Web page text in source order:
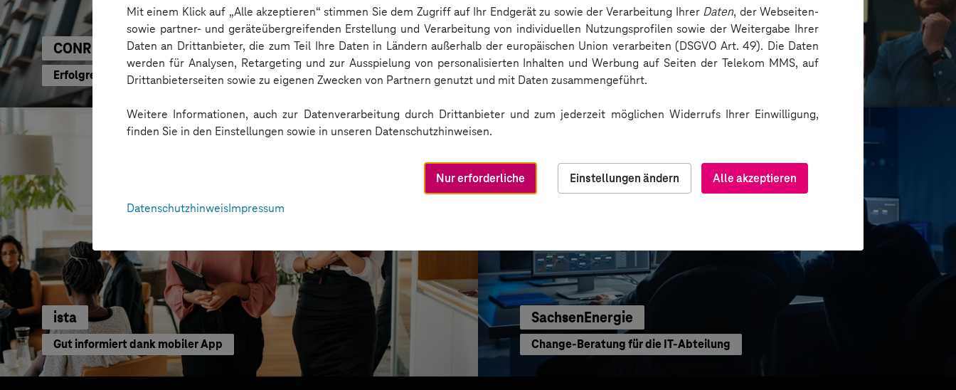
Mit einem Klick auf „Alle akzeptieren“ stimmen Sie dem Zugriff auf Ihr Endgerät zu sowie der Verarbeitung Ihrer Daten, der Webseiten-
sowie partner- und geräteübergreifenden Erstellung und Verarbeitung von individuellen Nutzungsprofilen sowie der Weitergabe Ihrer
Daten an Drittanbieter, die zum Teil Ihre Daten in Ländern außerhalb der europäischen Union verarbeiten (DSGVO Art. 49). Die Daten
werden für Analysen, Retargeting und zur Ausspielung von personalisierten Inhalten und Werbung auf Seiten der Telekom MMS, auf
Drittanbieterseiten sowie zu eigenen Zwecken von Partnern genutzt und mit Daten zusammengeführt.
Weitere Informationen, auch zur Datenverarbeitung durch Drittanbieter und zum jederzeit möglichen Widerrufs Ihrer Einwilligung,
finden Sie in den Einstellungen sowie in unseren Datenschutzhinweisen.
Alle akzeptieren
Nur erforderliche
Einstellungen ändern
DatenschutzhinweisImpressum
CONREN Land AG
Erfolgreiche Transformation durch gezielte Change-Begleitung
Ensinger
Inbound Marketing als Lead-Generator
ista
Gut informiert dank mobiler App
SachsenEnergie
Change-Beratung für die IT-Abteilung